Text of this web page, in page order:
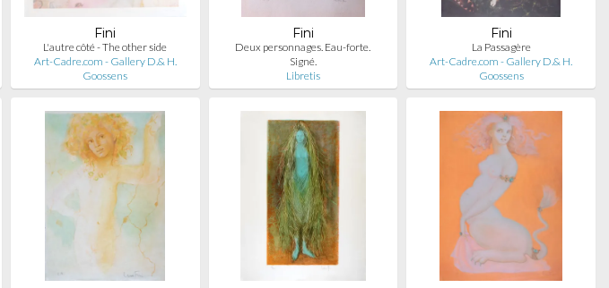
Fini
L'autre côté - The other side
Art-Cadre.com - Gallery D.& H.
Goossens
Fini
Deux personnages. Eau-forte.
Signé.
Libretis
Fini
La Passagère
Art-Cadre.com - Gallery D.& H.
Goossens